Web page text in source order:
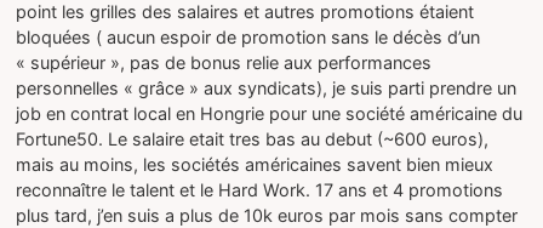
point les grilles des salaires et autres promotions étaient
bloquées ( aucun espoir de promotion sans le décès d’un
« supérieur », pas de bonus relie aux performances
personnelles « grâce » aux syndicats), je suis parti prendre un
job en contrat local en Hongrie pour une société américaine du
Fortune50. Le salaire etait tres bas au debut (~600 euros),
mais au moins, les sociétés américaines savent bien mieux
reconnaître le talent et le Hard Work. 17 ans et 4 promotions
plus tard, j’en suis a plus de 10k euros par mois sans compter